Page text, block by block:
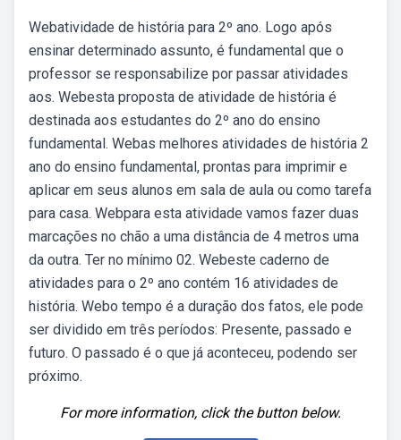
Webatividade de história para 2º ano. Logo após
ensinar determinado assunto, é fundamental que o
professor se responsabilize por passar atividades
aos. Webesta proposta de atividade de história é
destinada aos estudantes do 2º ano do ensino
fundamental. Webas melhores atividades de história 2
ano do ensino fundamental, prontas para imprimir e
aplicar em seus alunos em sala de aula ou como tarefa
para casa. Webpara esta atividade vamos fazer duas
marcações no chão a uma distância de 4 metros uma
da outra. Ter no mínimo 02. Webeste caderno de
atividades para o 2º ano contém 16 atividades de
história. Webo tempo é a duração dos fatos, ele pode
ser dividido em três períodos: Presente, passado e
futuro. O passado é o que já aconteceu, podendo ser
próximo.
For more information, click the button below.